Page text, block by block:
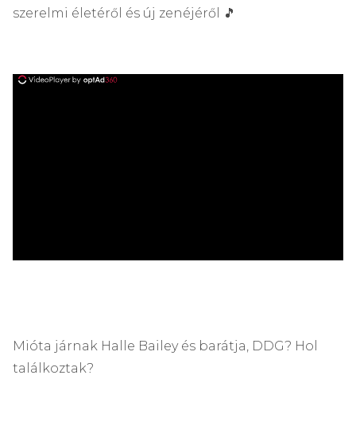
szerelmi életéről és új zenéjéről 🎵
Mióta járnak Halle Bailey és barátja, DDG? Hol
találkoztak?